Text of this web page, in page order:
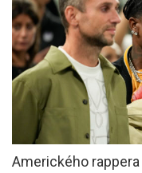
Amerického